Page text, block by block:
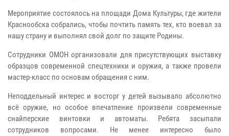
Мероприятие состоялось на площади Дома Культуры, где жители
Краснообска собрались, чтобы почтить память тех, кто воевал за
нашу страну и выполнял свой долг по защите Родины.
Сотрудники ОМОН организовали для присутствующих выставку
образцов современной спецтехники и оружия, а также провели
мастер-класс по основам обращения с ним.
Неподдельный интерес и восторг у детей вызывало абсолютно
всё оружие, но особое впечатление произвели современные
снайперские винтовки и автоматы. Ребята засыпали
сотрудников вопросами. Не менее интересно было